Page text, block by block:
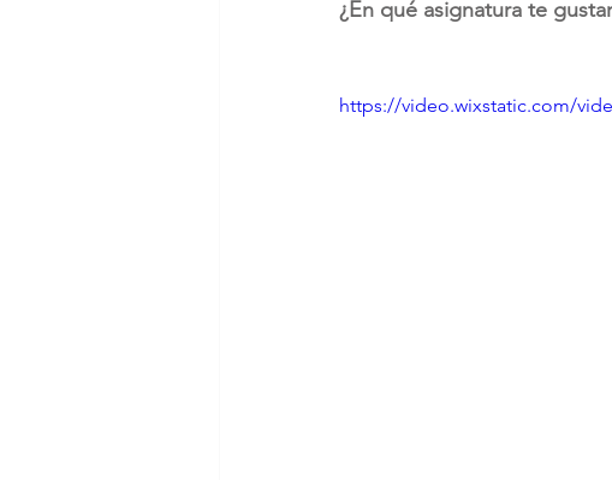
¿En qué asignatura te
https://video.wixstatic.com/